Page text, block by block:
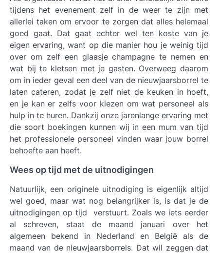
tijdens het evenement zelf in de weer te zijn met
allerlei taken om ervoor te zorgen dat alles helemaal
goed gaat. Dat gaat echter wel ten koste van je
eigen ervaring, want op die manier hou je weinig tijd
over om zelf een glaasje champagne te nemen en
wat bij te kletsen met je gasten. Overweeg daarom
om in ieder geval een deel van de nieuwjaarsborrel te
laten cateren, zodat je zelf niet de keuken in hoeft,
en je kan er zelfs voor kiezen om wat personeel als
hulp in te huren. Dankzij onze jarenlange ervaring met
die soort boekingen kunnen wij in een mum van tijd
het professionele personeel vinden waar jouw borrel
behoefte aan heeft.
Wees op tijd met de uitnodigingen
Natuurlijk, een originele uitnodiging is eigenlijk altijd
wel goed, maar wat nog belangrijker is, is dat je de
uitnodigingen op tijd verstuurt. Zoals we iets eerder
al schreven, staat de maand januari over het
algemeen bekend in Nederland en België als de
maand van de nieuwjaarsborrels. Dat wil zeggen dat